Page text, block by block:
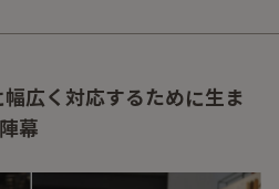
広く対応するために生ま
幕